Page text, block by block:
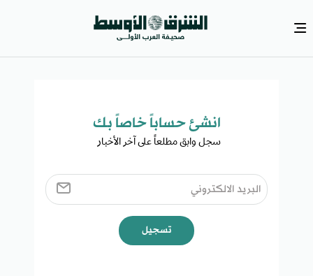
انشئ حساباً خاصاً بك​
سجل وابق مطلعاً على آخر الأخبار ​
تسجيل